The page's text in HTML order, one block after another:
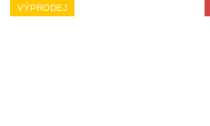
VÝPRODEJ